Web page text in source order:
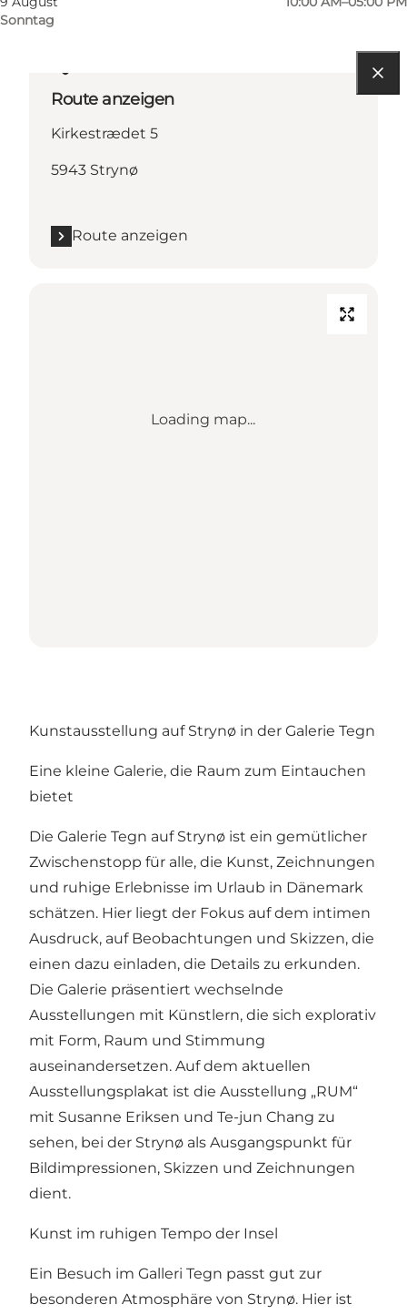
Sonntag
Route anzeigen
Kirkestrædet 5
5943 Strynø
Route anzeigen
Loading map...
Kunstausstellung auf Strynø in der Galerie Tegn
Eine kleine Galerie, die Raum zum Eintauchen
bietet
Die Galerie Tegn auf Strynø ist ein gemütlicher
Zwischenstopp für alle, die Kunst, Zeichnungen
und ruhige Erlebnisse im Urlaub in Dänemark
schätzen. Hier liegt der Fokus auf dem intimen
Ausdruck, auf Beobachtungen und Skizzen, die
einen dazu einladen, die Details zu erkunden.
Die Galerie präsentiert wechselnde
Ausstellungen mit Künstlern, die sich explorativ
mit Form, Raum und Stimmung
auseinandersetzen. Auf dem aktuellen
Ausstellungsplakat ist die Ausstellung „RUM“
mit Susanne Eriksen und Te-jun Chang zu
sehen, bei der Strynø als Ausgangspunkt für
Bildimpressionen, Skizzen und Zeichnungen
dient.
Kunst im ruhigen Tempo der Insel
Ein Besuch im Galleri Tegn passt gut zur
besonderen Atmosphäre von Strynø. Hier ist